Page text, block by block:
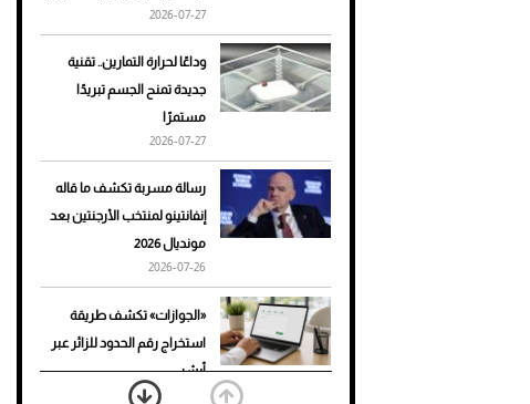
2026-07-27
وداعًا لحرارة التمارين.. تقنية
جديدة تمنح الجسم تبريدًا
مستمرًا
2026-07-27
رسالة مسربة تكشف ما قاله
إنفانتينو لمنتخب الأرجنتين بعد
مونديال 2026
2026-07-26
«الجوازات» تكشف طريقة
استخراج رقم الحدود للزائر عبر
أبشر
2026-07-26